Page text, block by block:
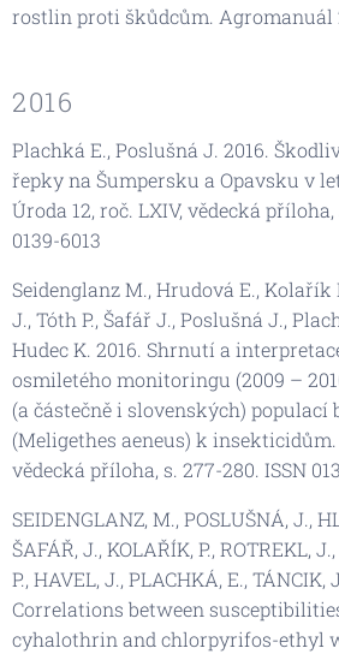
rostlin proti škůdcům. Agromanuál
2016
Plachká E., Poslušná J. 2016.
řepky na Šumpersku a Opavsku v
Úroda 12, roč. LXIV, vědecká příloha,
0139-6013
Seidenglanz M., Hrudová E., Kolařík
J., Tóth P., Šafář J., Poslušná J.,
Hudec K. 2016. Shrnutí a
osmiletého monitoringu (2009 –
(a částečně i slovenských) populací
(Meligethes aeneus) k insekticidům.
vědecká příloha, s. 277-280. ISSN
SEIDENGLANZ, M., POSLUŠNÁ, J.,
ŠAFÁŘ, J., KOLAŘÍK, P., ROTREKL,
P., HAVEL, J., PLACHKÁ, E., TÁNCIK,
Correlations between
cyhalothrin and chlorpyrifos-ethyl